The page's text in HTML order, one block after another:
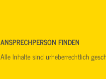
ANSPRECHPERSON FINDEN
Alle Inhalte sind urheberrechtlich